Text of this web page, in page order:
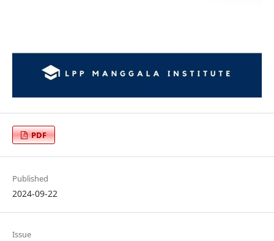
PDF
Published
2024-09-22
Issue